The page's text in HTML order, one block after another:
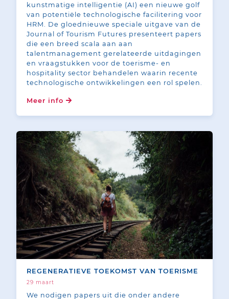
kunstmatige intelligentie (AI) een nieuwe golf
van potentiële technologische facilitering voor
HRM. De gloednieuwe speciale uitgave van de
Journal of Tourism Futures presenteert papers
die een breed scala aan aan
talentmanagement gerelateerde uitdagingen
en vraagstukken voor de toerisme- en
hospitality sector behandelen waarin recente
technologische ontwikkelingen een rol spelen.
Meer info
REGENERATIEVE TOEKOMST VAN TOERISME
29 maart
We nodigen papers uit die onder andere